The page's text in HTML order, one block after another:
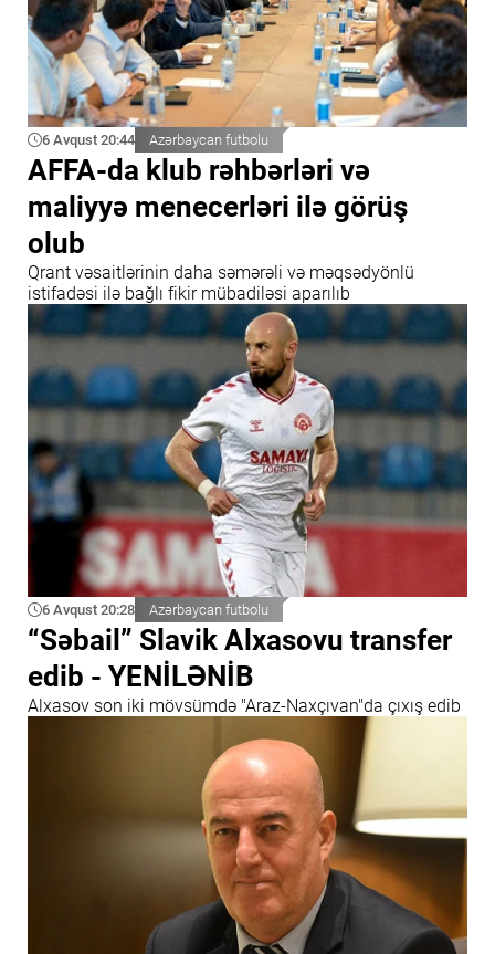
6 Avqust 20:44 Azərbaycan futbolu
AFFA-da klub rəhbərləri və
maliyyə menecerləri ilə görüş
olub
Qrant vəsaitlərinin daha səmərəli və məqsədyönlü
istifadəsi ilə bağlı fikir mübadiləsi aparılıb
6 Avqust 20:28 Azərbaycan futbolu
“Səbail” Slavik Alxasovu transfer
edib - YENİLƏNİB
Alxasov son iki mövsümdə "Araz-Naxçıvan"da çıxış edib